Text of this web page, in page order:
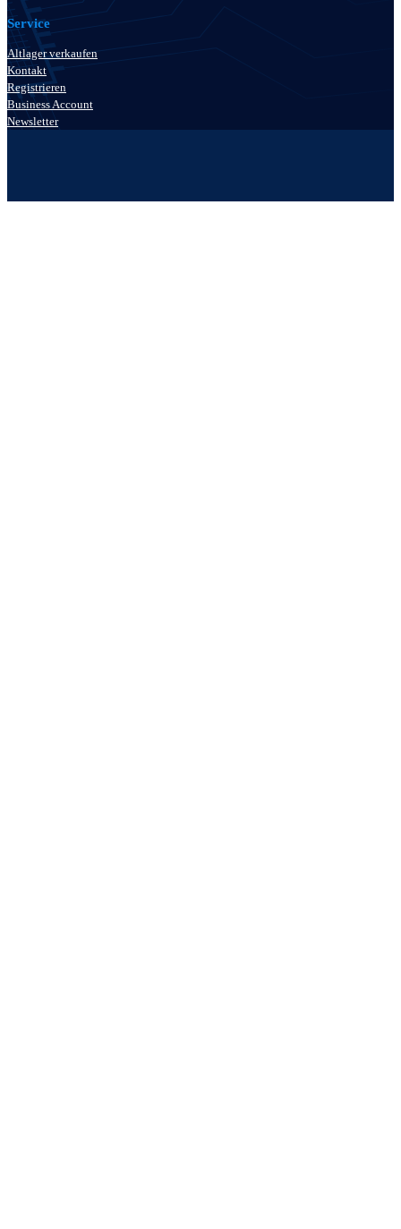
Service
Altlager verkaufen
Kontakt
Registrieren
Business Account
Newsletter